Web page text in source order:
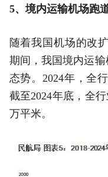
5、境内运输机场跑
随着我国机场的改
期间，我国境内运
态势。2024年，全
截至2024年底，全
万平米。